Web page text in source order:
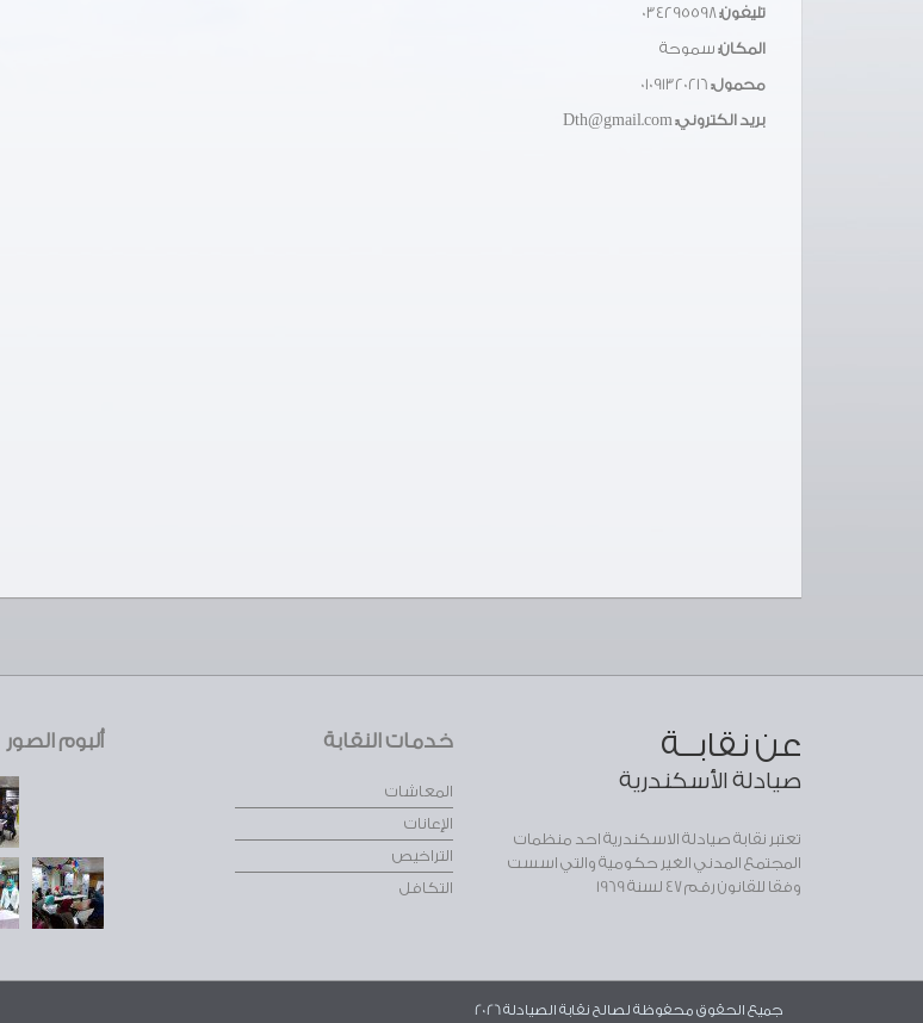
تليفون:
المكان: سموحة
محمول:
بريد الكتروني:
عن نقابــة
صيادلة الأسكندرية
تعتبر نقابة صيادلة الاسكندرية احد منظمات
المجتمع المدني الغير حكومية والتي اسست
وفقا للقانون رقم 47 لسنة 1969
خدمات النقابة
المعاشات
الإعانات
التراخيص
التكافل
ألبوم الصور
جميع الحقوق محفوظة لصالح نقابة الصيادلة 2026